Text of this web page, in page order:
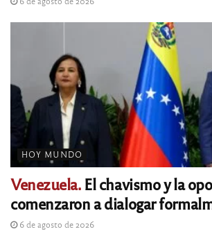
HOY MUNDO
Venezuela.El chavismo y la
comenzaron a dialogar
6 de agosto de 2026